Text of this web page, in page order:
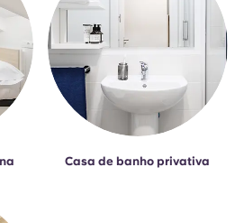
Casa de banho privativa